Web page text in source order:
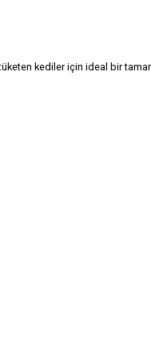
kediler için ideal bir